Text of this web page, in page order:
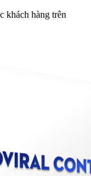
khách hàng trên